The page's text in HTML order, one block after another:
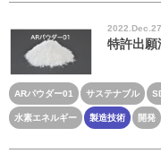
2022.Dec.27
特許出願
ARパウダー01 サステナブル
水素エネルギー 製造技術 開発